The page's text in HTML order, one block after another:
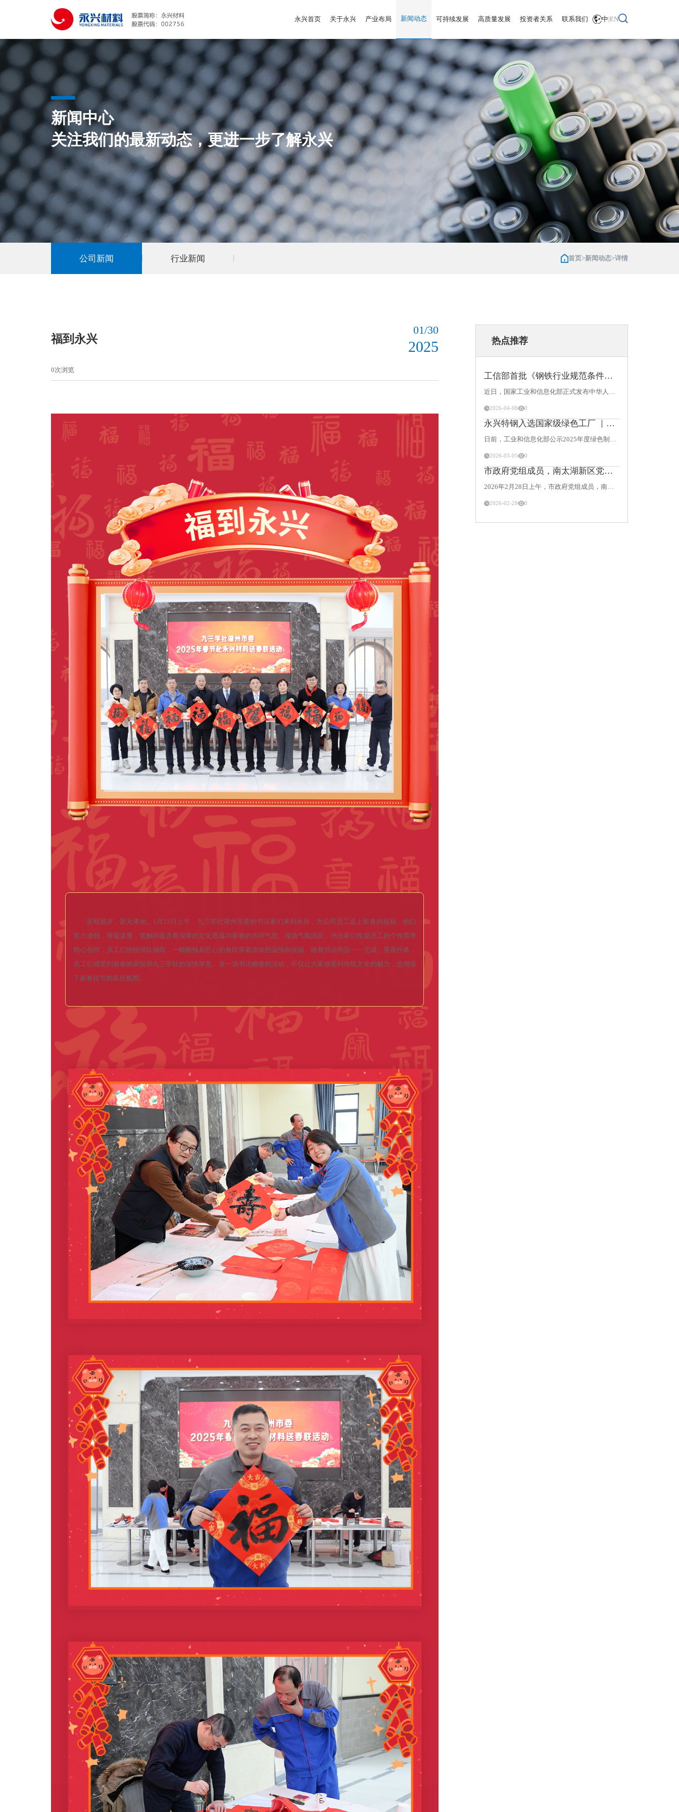
永兴首页 关于永兴 产业布局 新闻动态 可持续发展 高质量发展 投资者关系 联系我们 中|EN
新闻中心
关注我们的最新动态，更进一步了解永兴
公司新闻 行业新闻 首页>新闻动态>详情
福到永兴
01/30
2025
0次浏览
灵 蛇迎岁 ， 新元肇 始。 1 月 23 日 上 午 ， 九三学社湖州 市委的书法家们来到永 兴 ， 为公司 员工送 上 新春的祝福 。他们
笔 力遒劲 ， 挥毫泼墨 ， 笔触间蕴含着深 厚的文化底蕴与新春的吉祥气息 。 现场气氛活跃 ，书法家们根据 员工的个性需求
精心创作， 员工们纷纷排队领取 ， 一幅幅独具匠心的春联带着浓浓的温情和祝福 。 随着书法作品一一 完 成 ， 墨香扑鼻 ，
员 工们感受到新春的喜悦和九三学社的深情 厚意 。 这一场书法赠春的活动 ，不仅让大家感受到传统文化的魅力 ， 也增添
了 新春佳节的喜庆氛围 。
热点推荐
工信部首批《钢铁行业规范条件》“引领型规范企业”公布：永兴特钢成为浙江唯一上榜企业
近日，国家工业和信息化部正式发布中华人民共和国工业和信息化部公告2026年第7号，对符合《钢铁行业规范条件（2025年版）》的企业（第一批）名单予以公告。在全国34家获评的“引领型规范企业”中，湖州永
2026-04-08 0
永兴特钢入选国家级绿色工厂 ｜特钢长材龙头勾勒循环经济新图景
日前，工业和信息化部公示2025年度绿色制造名单，湖州永兴特种不锈钢有限公司正式通过“国家级绿色工厂”认证。这家国内第二、全球第五的专业不锈钢长材制造商，正试图用一条独特的循环经济路径，为钢铁行业的绿
2026-03-05 0
市政府党组成员，南太湖新区党工委书记、管委会主任饶如锋调研走访永兴材料
2026年2月28日上午，市政府党组成员，南太湖新区党工委书记、管委会主任饶如锋一行赴永兴材料调研规上企业发展情况，深入了解企业经营现状、产业布局及发展规划，精准对接企业需求，助力企业高质量发展。永兴
2026-02-28 0